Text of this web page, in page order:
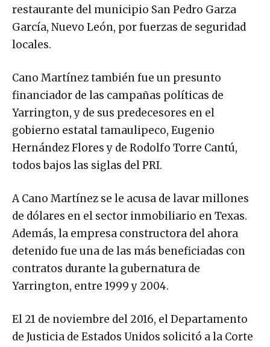
restaurante del municipio San Pedro Garza
García, Nuevo León, por fuerzas de seguridad
locales.
Cano Martínez también fue un presunto
financiador de las campañas políticas de
Yarrington, y de sus predecesores en el
gobierno estatal tamaulipeco, Eugenio
Hernández Flores y de Rodolfo Torre Cantú,
todos bajos las siglas del PRI.
A Cano Martínez se le acusa de lavar millones
de dólares en el sector inmobiliario en Texas.
Además, la empresa constructora del ahora
detenido fue una de las más beneficiadas con
contratos durante la gubernatura de
Yarrington, entre 1999 y 2004.
El 21 de noviembre del 2016, el Departamento
de Justicia de Estados Unidos solicitó a la Corte